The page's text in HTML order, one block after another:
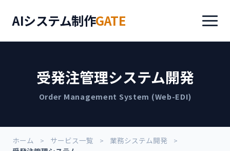
AIシステム制作GATE
受発注管理システム開発
Order Management System (Web-EDI)
ホーム サービス一覧
業務システム開発